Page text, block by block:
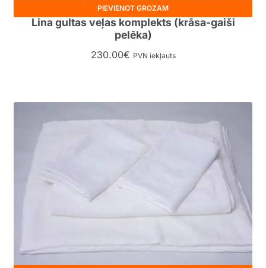
Lina gultas veļas komplekts (krāsa-gaiši
pelēka)
230.00€ PVN iekļauts
PIEVIENOT GROZAM